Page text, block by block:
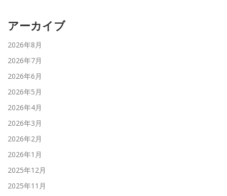
アーカイブ
2026年8月
2026年7月
2026年6月
2026年5月
2026年4月
2026年3月
2026年2月
2026年1月
2025年12月
2025年11月